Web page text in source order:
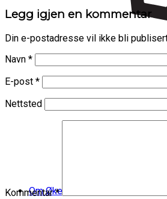
Om Økern Portal
Legg igjen en kommentar
Din e-postadresse vil ikke bli
Navn *
E-post *
Nettsted
Kommentar*